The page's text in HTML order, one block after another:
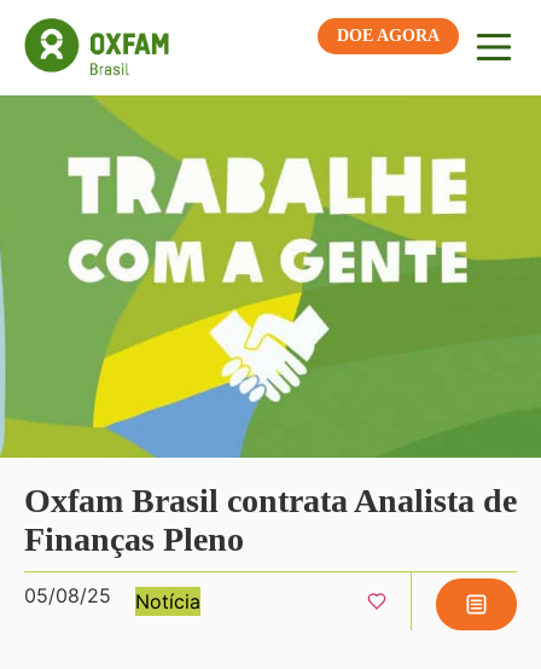
DOE AGORA
Oxfam Brasil contrata Analista de
Finanças Pleno
05/08/25 Notícia